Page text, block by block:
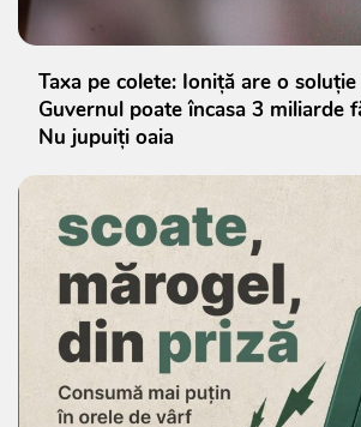
Taxa pe colete: Ioniță are o
Guvernul poate încasa 3 miliarde
Nu jupuiți oaia